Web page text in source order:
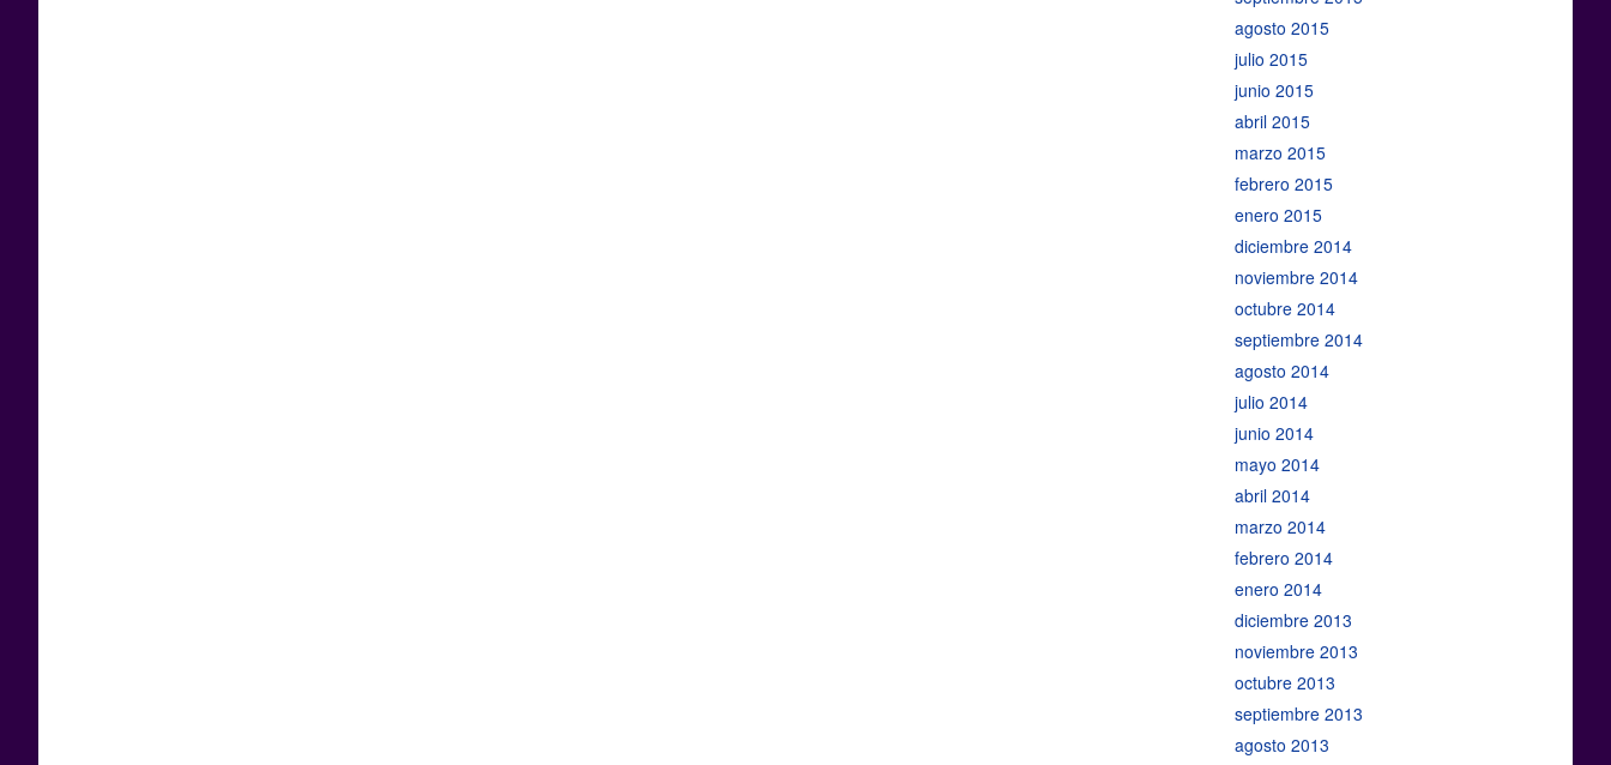
agosto 2015
julio 2015
junio 2015
abril 2015
marzo 2015
febrero 2015
enero 2015
diciembre 2014
noviembre 2014
octubre 2014
septiembre 2014
agosto 2014
julio 2014
junio 2014
mayo 2014
abril 2014
marzo 2014
febrero 2014
enero 2014
diciembre 2013
noviembre 2013
octubre 2013
septiembre 2013
agosto 2013